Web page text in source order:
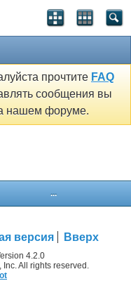
прочтите FAQ
сообщения вы
нашем форуме.
...
версия Вверх
4.2.0
All rights reserved.